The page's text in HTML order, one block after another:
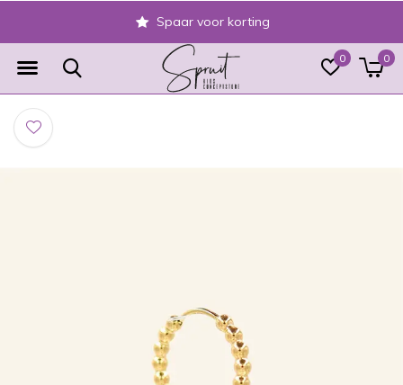
0 0
Spaar voor korting